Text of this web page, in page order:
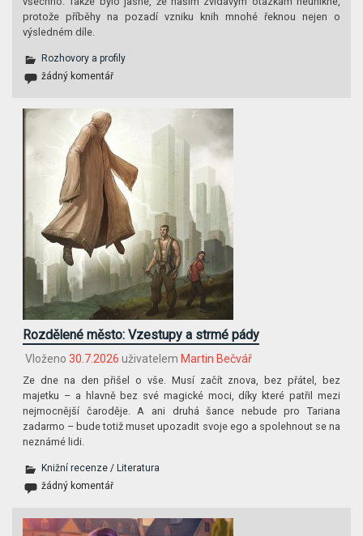
protože příběhy na pozadí vzniku knih mnohé řeknou nejen o
výsledném díle.
Rozhovory a profily
žádný komentář
Rozdělené město: Vzestupy a strmé pády
Vloženo 30.7.2026 uživatelem Martin Bečvář
Ze dne na den přišel o vše. Musí začít znova, bez přátel, bez
majetku – a hlavně bez své magické moci, díky které patřil mezi
nejmocnější čaroděje. A ani druhá šance nebude pro Tariana
zadarmo – bude totiž muset upozadit svoje ego a spolehnout se na
neznámé lidi.
Knižní recenze / Literatura
žádný komentář